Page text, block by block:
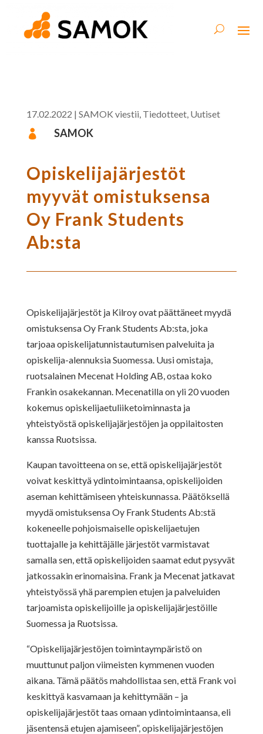
17.02.2022 | SAMOK viestii, Tiedotteet, Uutiset
 SAMOK
Opiskelijajärjestöt
myyvät omistuksensa
Oy Frank Students
Ab:sta
Opiskelijajärjestöt ja Kilroy ovat päättäneet myydä
omistuksensa Oy Frank Students Ab:sta, joka
tarjoaa opiskelijatunnistautumisen palveluita ja
opiskelija-alennuksia Suomessa. Uusi omistaja,
ruotsalainen Mecenat Holding AB, ostaa koko
Frankin osakekannan. Mecenatilla on yli 20 vuoden
kokemus opiskelijaetuliiketoiminnasta ja
yhteistyöstä opiskelijajärjestöjen ja oppilaitosten
kanssa Ruotsissa.
Kaupan tavoitteena on se, että opiskelijajärjestöt
voivat keskittyä ydintoimintaansa, opiskelijoiden
aseman kehittämiseen yhteiskunnassa. Päätöksellä
myydä omistuksensa Oy Frank Students Ab:stä
kokeneelle pohjoismaiselle opiskelijaetujen
tuottajalle ja kehittäjälle järjestöt varmistavat
samalla sen, että opiskelijoiden saamat edut pysyvät
jatkossakin erinomaisina. Frank ja Mecenat jatkavat
yhteistyössä yhä parempien etujen ja palveluiden
tarjoamista opiskelijoille ja opiskelijajärjestöille
Suomessa ja Ruotsissa.
“Opiskelijajärjestöjen toimintaympäristö on
muuttunut paljon viimeisten kymmenen vuoden
aikana. Tämä päätös mahdollistaa sen, että Frank voi
keskittyä kasvamaan ja kehittymään – ja
opiskelijajärjestöt taas omaan ydintoimintaansa, eli
jäsentensä etujen ajamiseen”, opiskelijajärjestöjen